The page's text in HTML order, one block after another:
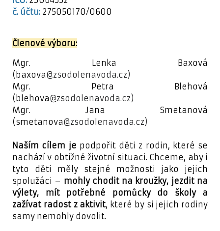
č. účtu: 275050170/0600
Členové výboru:
Mgr. Lenka Baxová
(baxova@zsodolenavoda.cz)
Mgr. Petra Blehová
(blehova@zsodolenavoda.cz)
Mgr. Jana Smetanová
(smetanova@zsodolenavoda.cz)
Naším cílem je podpořit děti z rodin, které se
nachází v obtížné životní situaci. Chceme, aby i
tyto děti měly stejné možnosti jako jejich
spolužáci – mohly chodit na kroužky, jezdit na
výlety, mít potřebné pomůcky do školy a
zažívat radost z aktivit, které by si jejich rodiny
samy nemohly dovolit.